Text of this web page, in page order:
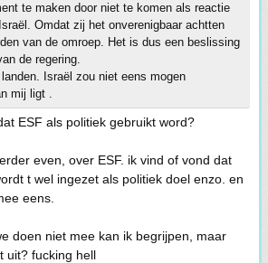
te maken door niet te komen als reactie
Omdat zij het onverenigbaar achtten
van de omroep. Het is dus een beslissing
de regering.
Israël zou niet eens mogen
mij ligt .
ESF als politiek gebruikt word?
even, over ESF. ik vind of vond dat
t wel ingezet als politiek doel enzo. en
eens.
doen niet mee kan ik begrijpen, maar
uit? fucking hell